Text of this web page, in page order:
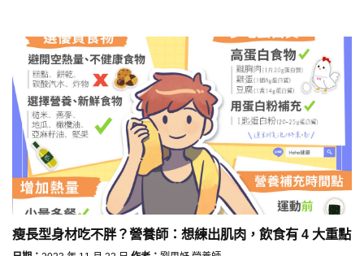
瘦長型身材吃不胖？營養師：想練出肌肉，飲食有 4 大重點